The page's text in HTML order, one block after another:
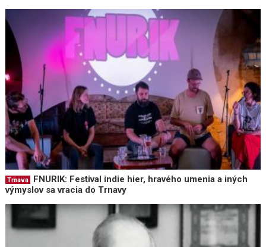
Trnava
FNURIK: Festival indie hier, hravého umenia a iných
výmyslov sa vracia do Trnavy